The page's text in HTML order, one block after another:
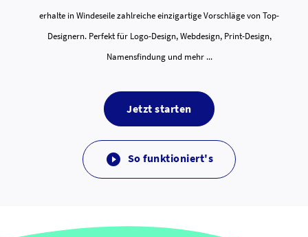
erhalte in Windeseile zahlreiche einzigartige Vorschläge von Top-
Designern. Perfekt für Logo-Design, Webdesign, Print-Design,
Namensfindung und mehr ...
Jetzt starten
 So funktioniert's